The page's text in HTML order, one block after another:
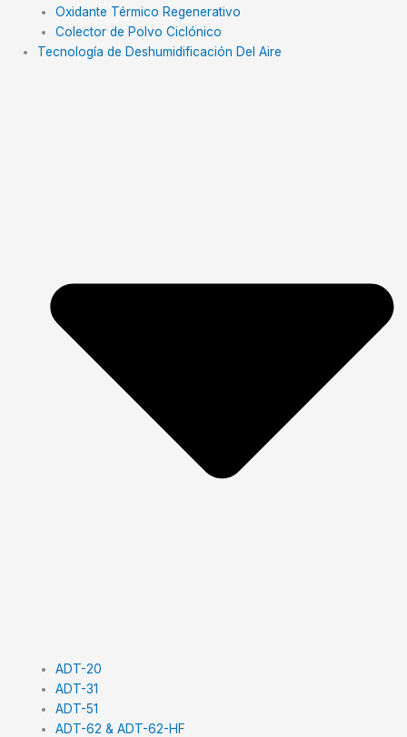
Oxidante Térmico Regenerativo
Colector de Polvo Ciclónico
Tecnología de Deshumidificación Del Aire
ADT-20
ADT-31
ADT-51
ADT-62 & ADT-62-HF